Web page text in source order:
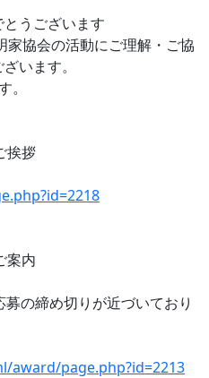
うございます
家協会の活動にご理解・ご協
います。
。
挨拶
案内
の締め切りが近づいており
award/page.php?id=2213